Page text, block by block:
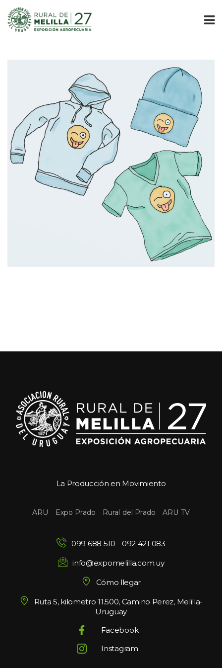
La Producción en Movimiento
ARU Expo Prado Rural del Prado ARU TV
099 688 510 - 092 421 083
info@expomelilla.com.uy
Cómo llegar
Ruta 5, kilometro 11.500, Camino Perez, Melilla-
Uruguay
Facebook
Instagram